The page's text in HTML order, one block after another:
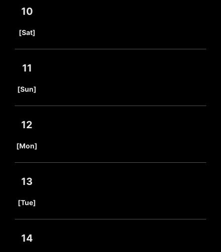
10
[Sat]
11
[Sun]
12
[Mon]
13
[Tue]
14